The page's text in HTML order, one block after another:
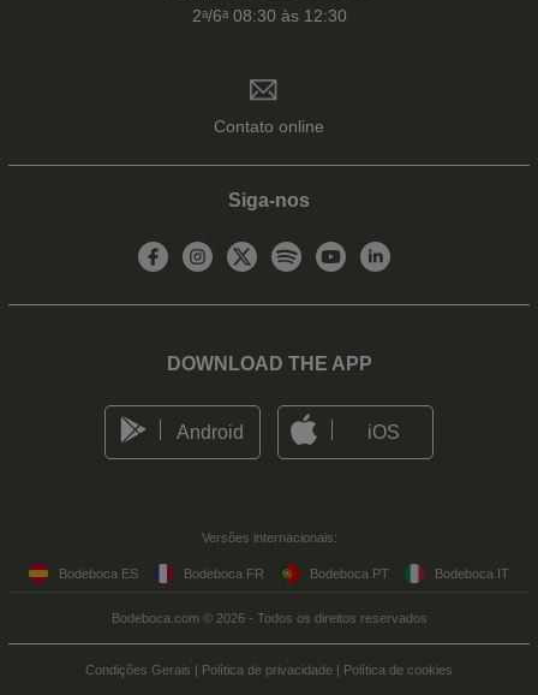
2ᵃ/6ᵃ 08:30 às 12:30
Contato online
Siga-nos
DOWNLOAD THE APP
Android iOS
Versões internacionais:
Bodeboca ES Bodeboca FR Bodeboca PT Bodeboca IT
Bodeboca.com © 2026 - Todos os direitos reservados
Condições Gerais | Política de privacidade | Política de cookies